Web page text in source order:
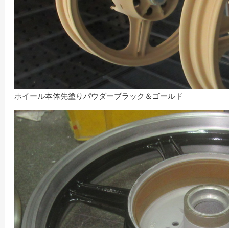
ホイール本体先塗りパウダーブラック＆ゴールド